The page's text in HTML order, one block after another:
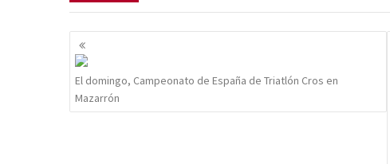
Navegación
de
entradas
El domingo, Campeonato de España de Triatlón Cros en
Mazarrón